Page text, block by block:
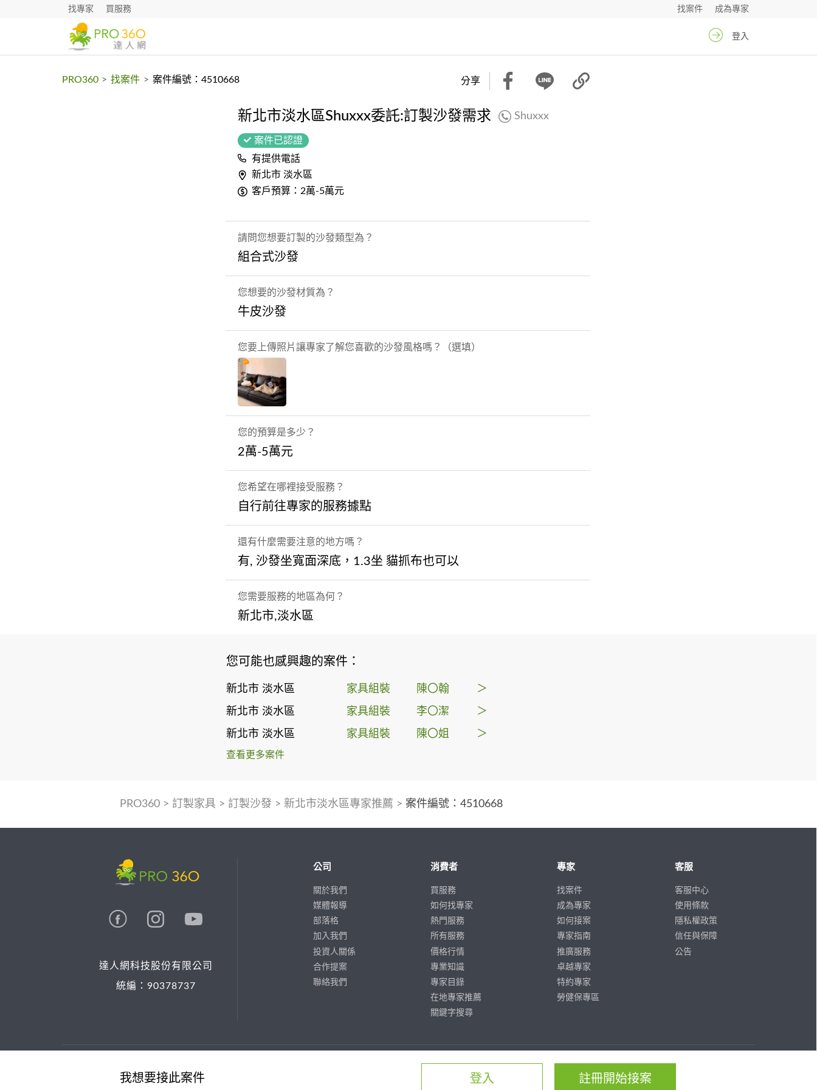
找專家 買服務 成為專家
找案件
登入
PRO360 > 找案件 > 案件編號：4510668 分享
新北市淡水區Shuxxx委託:訂製沙發需求 Shuxxx
案件已認證
有提供電話
新北市 淡水區
客戶預算：2萬-5萬元
請問您想要訂製的沙發類型為？
組合式沙發
您想要的沙發材質為？
牛皮沙發
您要上傳照片讓專家了解您喜歡的沙發風格嗎？（選填）
您的預算是多少？
2萬-5萬元
您希望在哪裡接受服務？
自行前往專家的服務據點
還有什麼需要注意的地方嗎？
有, 沙發坐寬面深底，1.3坐 貓抓布也可以
您需要服務的地區為何？
新北市,淡水區
您可能也感興趣的案件：
新北市 淡水區 家具組裝 陳〇翰 ＞
新北市 淡水區 家具組裝 李〇潔 ＞
新北市 淡水區 家具組裝 陳〇姐 ＞
查看更多案件
PRO360> 訂製家具 > 訂製沙發 > 新北市淡水區專家推薦 > 案件編號：4510668
我想要接此案件 登入 註冊開始接案
達人網科技股份有限公司
統編：90378737
公司
關於我們
媒體報導
部落格
加入我們
投資人關係
合作提案
聯絡我們
消費者
買服務
如何找專家
熱門服務
所有服務
價格行情
專業知識
專家目錄
在地專家推薦
關鍵字搜尋
專家
找案件
成為專家
如何接案
專家指南
推廣服務
卓越專家
特約專家
勞健保專區
客服
客服中心
使用條款
隱私權政策
信任與保障
公告
© 2026 PRO36O. All rights reserved.